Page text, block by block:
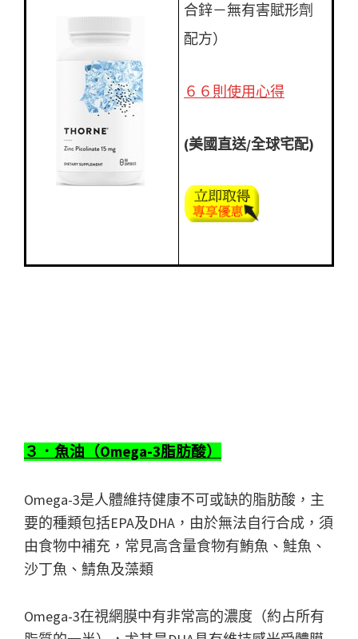
合鋅－無有害賦形劑
配方）
６６則使用心得
(美國直送/全球宅配)
３．魚油（Omega-3脂肪酸）
Omega-3是人體維持健康不可或缺的脂肪酸，主
要的種類包括EPA及DHA，由於無法自行合成，須
由食物中補充，常見高含量食物有鮪魚、鮭魚、
沙丁魚、鯖魚及藻類
Omega-3在視網膜中有非常高的濃度（約占所有